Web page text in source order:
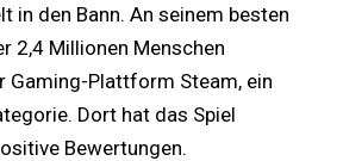
in den Bann. An seinem besten
2,4 Millionen Menschen
Gaming-Plattform Steam, ein
Dort hat das Spiel
Bewertungen.